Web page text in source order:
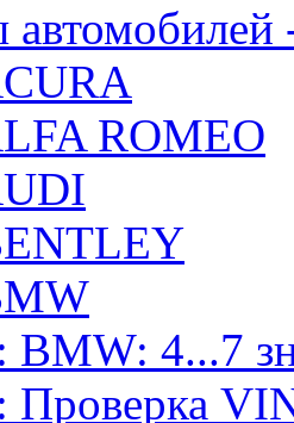
ROMEO
BMW: 4...7